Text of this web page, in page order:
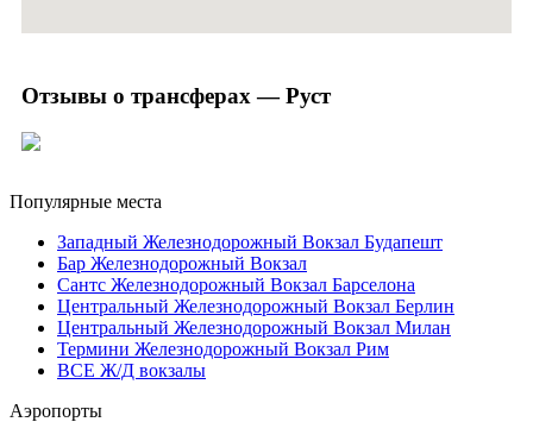
Отзывы о трансферах — Руст
Популярные места
Западный Железнодорожный Вокзал Будапешт
Бар Железнодорожный Вокзал
Сантс Железнодорожный Вокзал Барселона
Центральный Железнодорожный Вокзал Берлин
Центральный Железнодорожный Вокзал Милан
Термини Железнодорожный Вокзал Рим
ВСЕ Ж/Д вокзалы
Аэропорты